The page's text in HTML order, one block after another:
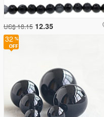
32
US$ 18.15 12.35